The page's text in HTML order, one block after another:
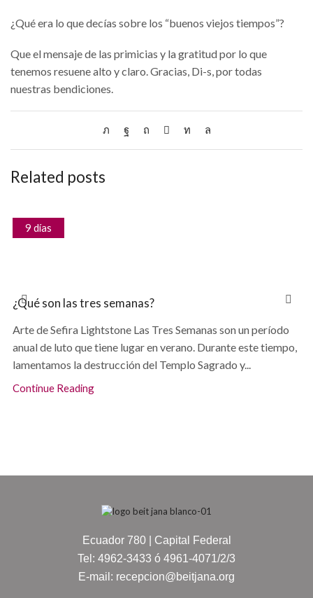
¿Qué era lo que decías sobre los “buenos viejos tiempos”?
Que el mensaje de las primicias y la gratitud por lo que
tenemos resuene alto y claro. Gracias, Di-s, por todas
nuestras bendiciones.
Related posts
9 días
¿Qué son las tres semanas?
Arte de Sefira Lightstone Las Tres Semanas son un período
anual de luto que tiene lugar en verano. Durante este tiempo,
lamentamos la destrucción del Templo Sagrado y...
Continue Reading
Ecuador 780 | Capital Federal
Tel: 4962-3433 ó 4961-4071/2/3
E-mail: recepcion@beitjana.org